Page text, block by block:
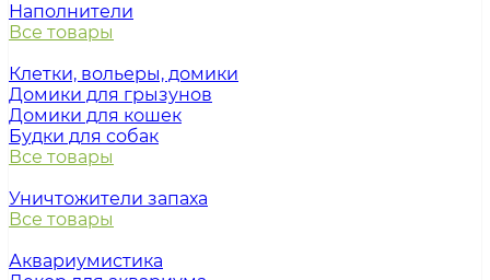
Наполнители
Все товары
Клетки, вольеры, домики
Домики для грызунов
Домики для кошек
Будки для собак
Все товары
Уничтожители запаха
Все товары
Аквариумистика